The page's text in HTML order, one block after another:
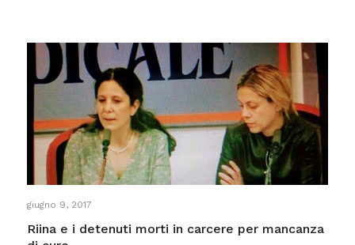
giugno 9, 2017
Riina e i detenuti morti in carcere per mancanza